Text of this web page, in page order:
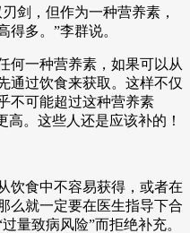
剑，但作为一种营养素，
多。”李群说。
何一种营养素，如果可以从
通过饮食来获取。这样不仅
不可能超过这种营养素
高。这些人还是应该补的！
饮食中不容易获得，或者在
么就一定要在医生指导下合
量致病风险”而拒绝补充。